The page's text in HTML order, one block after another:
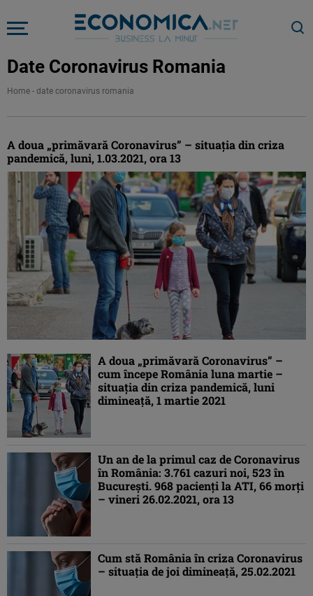
Date Coronavirus Romania
Home - date coronavirus romania
A doua „primăvară Coronavirus” – situaţia din criza
pandemică, luni, 1.03.2021, ora 13
A doua „primăvară Coronavirus” –
cum începe România luna martie –
situaţia din criza pandemică, luni
dimineaţă, 1 martie 2021
Un an de la primul caz de Coronavirus
în România: 3.761 cazuri noi, 523 în
Bucureşti. 968 pacienţi la ATI, 66 morţi
– vineri 26.02.2021, ora 13
Cum stă România în criza Coronavirus
– situaţia de joi dimineaţă, 25.02.2021